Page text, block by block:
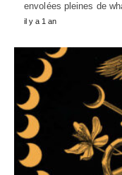
envolées pleines de
il y a 1 an